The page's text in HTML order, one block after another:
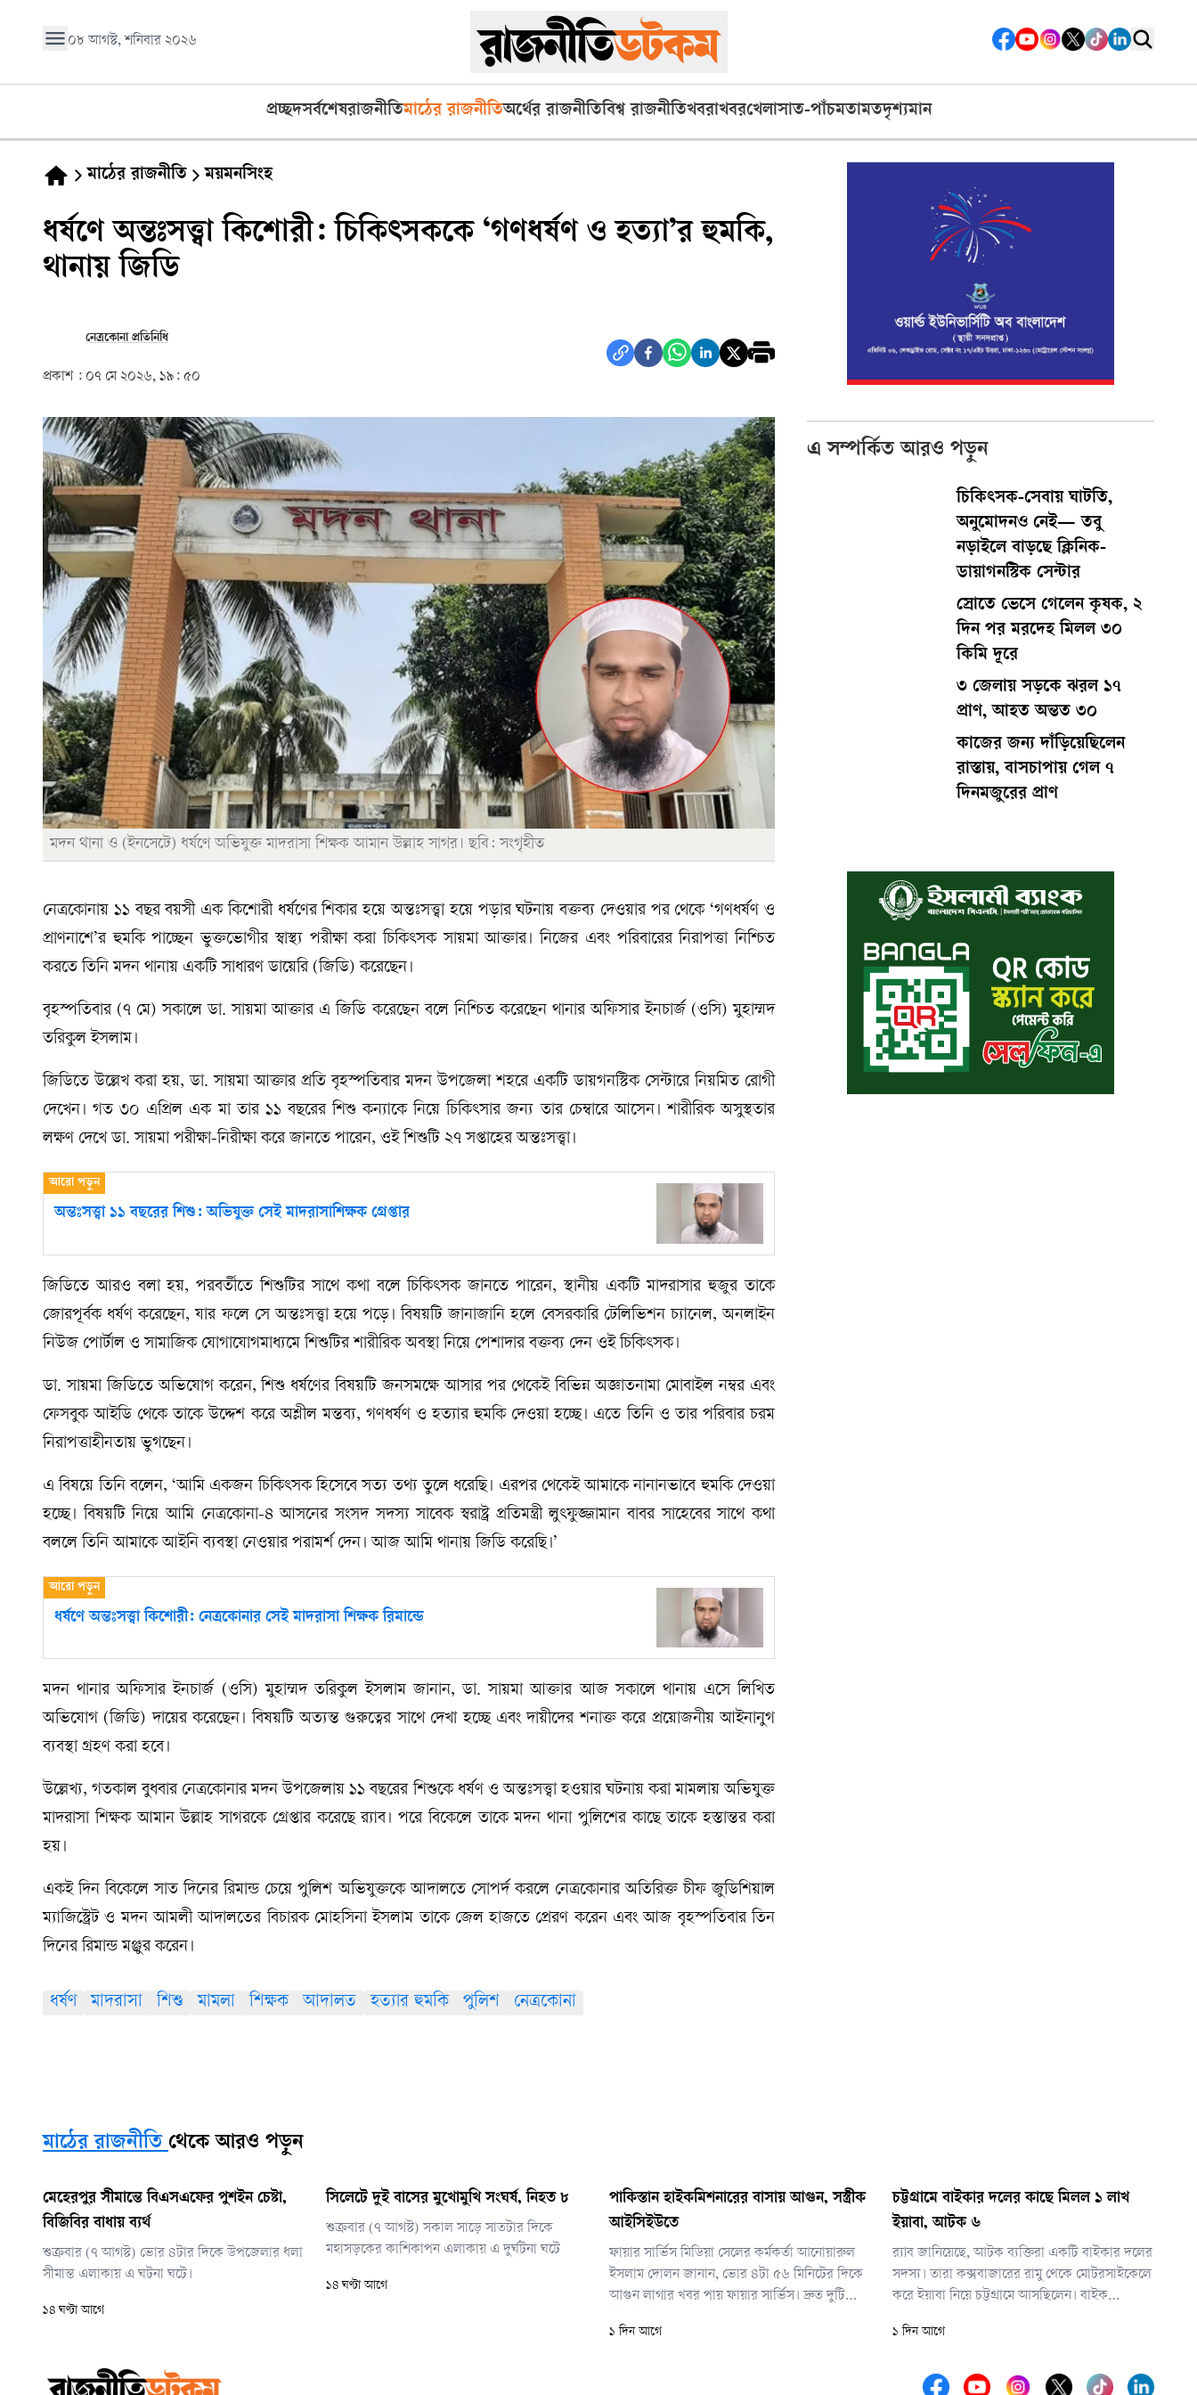
০৮ আগস্ট, শনিবার ২০২৬
প্রচ্ছদসর্বশেষরাজনীতিমাঠের রাজনীতিঅর্থের রাজনীতিবিশ্ব রাজনীতিখবরাখবরখেলাসাত-পাঁচমতামতদৃশ্যমান
মাঠের রাজনীতি ময়মনসিংহ
ধর্ষণে অন্তঃসত্ত্বা কিশোরী: চিকিৎসককে ‘গণধর্ষণ ও হত্যা’র হুমকি,
থানায় জিডি
নেত্রকোনা প্রতিনিধি
প্রকাশ : ০৭ মে ২০২৬, ১৯: ৫০
মদন থানা ও (ইনসেটে) ধর্ষণে অভিযুক্ত মাদরাসা শিক্ষক আমান উল্লাহ সাগর। ছবি: সংগৃহীত
নেত্রকোনায় ১১ বছর বয়সী এক কিশোরী ধর্ষণের শিকার হয়ে অন্তঃসত্ত্বা হয়ে পড়ার ঘটনায় বক্তব্য দেওয়ার পর থেকে ‘গণধর্ষণ ও
প্রাণনাশে’র হুমকি পাচ্ছেন ভুক্তভোগীর স্বাস্থ্য পরীক্ষা করা চিকিৎসক সায়মা আক্তার। নিজের এবং পরিবারের নিরাপত্তা নিশ্চিত
করতে তিনি মদন থানায় একটি সাধারণ ডায়েরি (জিডি) করেছেন।
বৃহস্পতিবার (৭ মে) সকালে ডা. সায়মা আক্তার এ জিডি করেছেন বলে নিশ্চিত করেছেন থানার অফিসার ইনচার্জ (ওসি) মুহাম্মদ
তরিকুল ইসলাম।
জিডিতে উল্লেখ করা হয়, ডা. সায়মা আক্তার প্রতি বৃহস্পতিবার মদন উপজেলা শহরে একটি ডায়গনস্টিক সেন্টারে নিয়মিত রোগী
দেখেন। গত ৩০ এপ্রিল এক মা তার ১১ বছরের শিশু কন্যাকে নিয়ে চিকিৎসার জন্য তার চেম্বারে আসেন। শারীরিক অসুস্থতার
লক্ষণ দেখে ডা. সায়মা পরীক্ষা-নিরীক্ষা করে জানতে পারেন, ওই শিশুটি ২৭ সপ্তাহের অন্তঃসত্ত্বা।
অন্তঃসত্ত্বা ১১ বছরের শিশু: অভিযুক্ত সেই মাদরাসাশিক্ষক গ্রেপ্তার
জিডিতে আরও বলা হয়, পরবর্তীতে শিশুটির সাথে কথা বলে চিকিৎসক জানতে পারেন, স্থানীয় একটি মাদরাসার হুজুর তাকে
জোরপূর্বক ধর্ষণ করেছেন, যার ফলে সে অন্তঃসত্ত্বা হয়ে পড়ে। বিষয়টি জানাজানি হলে বেসরকারি টেলিভিশন চ্যানেল, অনলাইন
নিউজ পোর্টাল ও সামাজিক যোগাযোগমাধ্যমে শিশুটির শারীরিক অবস্থা নিয়ে পেশাদার বক্তব্য দেন ওই চিকিৎসক।
ডা. সায়মা জিডিতে অভিযোগ করেন, শিশু ধর্ষণের বিষয়টি জনসমক্ষে আসার পর থেকেই বিভিন্ন অজ্ঞাতনামা মোবাইল নম্বর এবং
ফেসবুক আইডি থেকে তাকে উদ্দেশ করে অশ্লীল মন্তব্য, গণধর্ষণ ও হত্যার হুমকি দেওয়া হচ্ছে। এতে তিনি ও তার পরিবার চরম
নিরাপত্তাহীনতায় ভুগছেন।
এ বিষয়ে তিনি বলেন, ‍‘আমি একজন চিকিৎসক হিসেবে সত্য তথ্য তুলে ধরেছি। এরপর থেকেই আমাকে নানানভাবে হুমকি দেওয়া
হচ্ছে। বিষয়টি নিয়ে আমি নেত্রকোনা-৪ আসনের সংসদ সদস্য সাবেক স্বরাষ্ট্র প্রতিমন্ত্রী লুৎফুজ্জামান বাবর সাহেবের সাথে কথা
বললে তিনি আমাকে আইনি ব্যবস্থা নেওয়ার পরামর্শ দেন। আজ আমি থানায় জিডি করেছি।’
ধর্ষণে অন্তঃসত্ত্বা কিশোরী: নেত্রকোনার সেই মাদরাসা শিক্ষক রিমান্ডে
মদন থানার অফিসার ইনচার্জ (ওসি) মুহাম্মদ তরিকুল ইসলাম জানান, ডা. সায়মা আক্তার আজ সকালে থানায় এসে লিখিত
অভিযোগ (জিডি) দায়ের করেছেন। বিষয়টি অত্যন্ত গুরুত্বের সাথে দেখা হচ্ছে এবং দায়ীদের শনাক্ত করে প্রয়োজনীয় আইনানুগ
ব্যবস্থা গ্রহণ করা হবে।
উল্লেখ্য, গতকাল বুধবার নেত্রকোনার মদন উপজেলায় ১১ বছরের শিশুকে ধর্ষণ ও অন্তঃসত্ত্বা হওয়ার ঘটনায় করা মামলায় অভিযুক্ত
মাদরাসা শিক্ষক আমান উল্লাহ সাগরকে গ্রেপ্তার করেছে র‍্যাব। পরে বিকেলে তাকে মদন থানা পুলিশের কাছে তাকে হস্তান্তর করা
হয়।
একই দিন বিকেলে সাত দিনের রিমান্ড চেয়ে পুলিশ অভিযুক্তকে আদালতে সোপর্দ করলে নেত্রকোনার অতিরিক্ত চীফ জুডিশিয়াল
ম্যাজিস্ট্রেট ও মদন আমলী আদালতের বিচারক মোহসিনা ইসলাম তাকে জেল হাজতে প্রেরণ করেন এবং আজ বৃহস্পতিবার তিন
দিনের রিমান্ড মঞ্জুর করেন।
ধর্ষণ মাদরাসা শিশু মামলা শিক্ষক আদালত হত্যার হুমকি পুলিশ নেত্রকোনা
এ সম্পর্কিত আরও পড়ুন
চিকিৎসক-সেবায় ঘাটতি,
অনুমোদনও নেই— তবু
নড়াইলে বাড়ছে ক্লিনিক-
ডায়াগনস্টিক সেন্টার
স্রোতে ভেসে গেলেন কৃষক, ২
দিন পর মরদেহ মিলল ৩০
কিমি দূরে
৩ জেলায় সড়কে ঝরল ১৭
প্রাণ, আহত অন্তত ৩০
কাজের জন্য দাঁড়িয়েছিলেন
রাস্তায়, বাসচাপায় গেল ৭
দিনমজুরের প্রাণ
মাঠের রাজনীতি থেকে আরও পড়ুন
মেহেরপুর সীমান্তে বিএসএফের পুশইন চেষ্টা,
বিজিবির বাধায় ব্যর্থ
শুক্রবার (৭ আগস্ট) ভোর ৪টার দিকে উপজেলার ধলা
সীমান্ত এলাকায় এ ঘটনা ঘটে।
১৪ ঘণ্টা আগে
সিলেটে দুই বাসের মুখোমুখি সংঘর্ষ, নিহত ৮
শুক্রবার (৭ আগস্ট) সকাল সাড়ে সাতটার দিকে
মহাসড়কের কাশিকাপন এলাকায় এ দুর্ঘটনা ঘটে
১৪ ঘণ্টা আগে
পাকিস্তান হাইকমিশনারের বাসায় আগুন, সস্ত্রীক
আইসিইউতে
ফায়ার সার্ভিস মিডিয়া সেলের কর্মকর্তা আনোয়ারুল
ইসলাম দোলন জানান, ভোর ৪টা ৫৬ মিনিটের দিকে
আগুন লাগার খবর পায় ফায়ার সার্ভিস। দ্রুত দুটি
নিয়ন্ত্রণে আনে। আগুন পুরোপুরি নেভানো সম্ভব হয়
১ দিন আগে
চট্টগ্রামে বাইকার দলের কাছে মিলল ১ লাখ
ইয়াবা, আটক ৬
র‌্যাব জানিয়েছে, আটক ব্যক্তিরা একটি বাইকার দলের
সদস্য। তারা কক্সবাজারের রামু থেকে মোটরসাইকেলে
করে ইয়াবা নিয়ে চট্টগ্রামে আসছিলেন। বাইক
পাচার করে আসছিলেন।
১ দিন আগে